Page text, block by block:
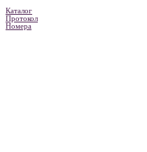
Каталог
Протокол
Номера